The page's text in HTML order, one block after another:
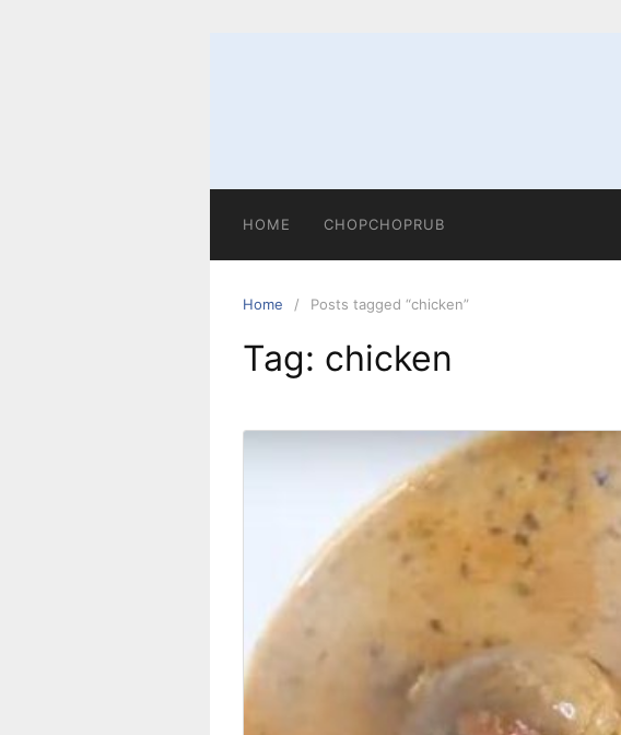
HOME CHOPCHOPRUB
Home Posts tagged “chicken”
Tag: chicken